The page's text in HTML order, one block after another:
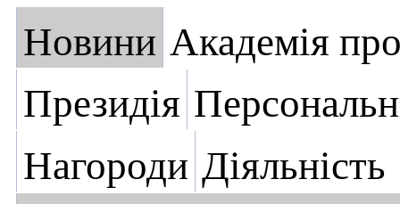
Новини Академія
Президія
Нагороди Діяльність